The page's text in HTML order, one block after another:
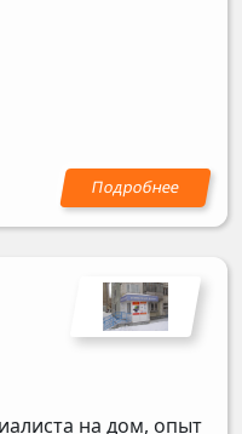
на дом, опыт